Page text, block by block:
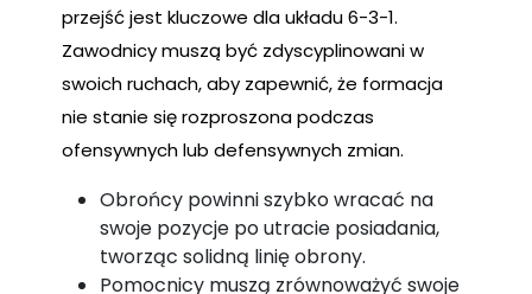
przejść jest kluczowe dla układu 6-3-1.
Zawodnicy muszą być zdyscyplinowani w
swoich ruchach, aby zapewnić, że formacja
nie stanie się rozproszona podczas
ofensywnych lub defensywnych zmian.
Obrońcy powinni szybko wracać na
swoje pozycje po utracie posiadania,
tworząc solidną linię obrony.
Pomocnicy muszą zrównoważyć swoje